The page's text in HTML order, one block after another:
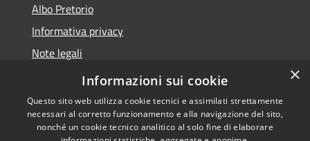
Albo Pretorio
Informativa privacy
Note legali
Dichiarazione di accessibilità
×
Informazioni sui cookie
Questo sito web utilizza cookie tecnici e assimilati strettamente
necessari al corretto funzionamento e alla navigazione del sito,
nonché un cookie tecnico analitico al solo fine di elaborare